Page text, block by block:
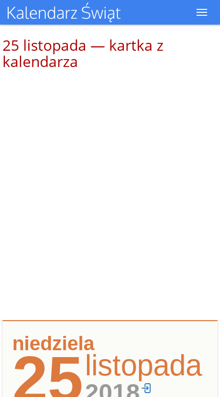
25 listopada — kartka z
kalendarza
niedziela
25listopada